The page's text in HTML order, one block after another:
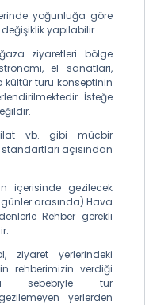
yoğunluğa göre
yapılabilir.
ziyaretleri bölge
el sanatları,
kültür turu konseptinin
İsteğe
vb. gibi mücbir
açısından
içerisinde gezilecek
günler arasında) Hava
Rehber gerekli
ziyaret yerlerindeki
rehberimizin verdiği
sebebiyle tur
yerlerden